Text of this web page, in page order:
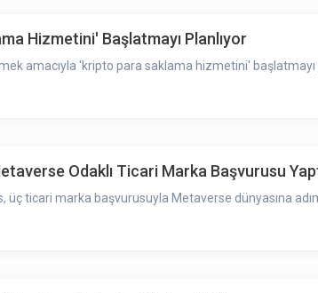
Hizmetini' Başlatmayı Planlıyor
amacıyla 'kripto para saklama hizmetini' başlatmayı
Odaklı Ticari Marka Başvurusu
üç ticari marka başvurusuyla Metaverse dünyasına